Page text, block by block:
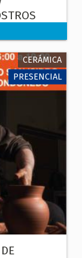
CERÁMICA
PRESENCIAL